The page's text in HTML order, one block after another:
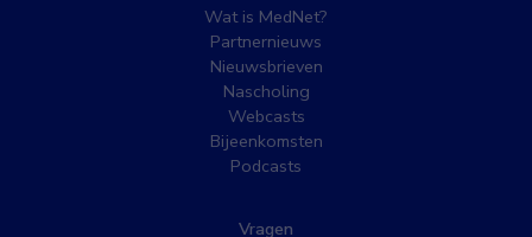
Wat is MedNet?
Partnernieuws
Nieuwsbrieven
Nascholing
Webcasts
Bijeenkomsten
Podcasts
Vragen